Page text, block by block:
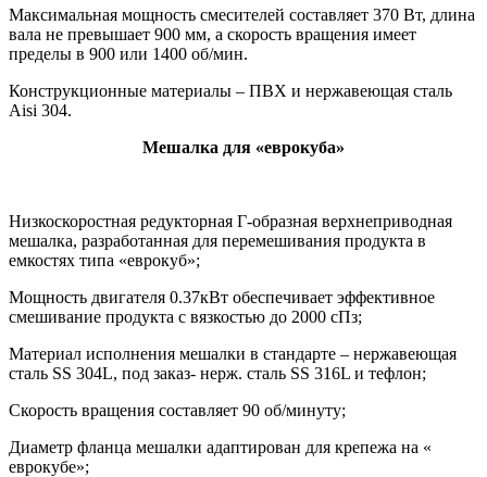
Максимальная мощность смесителей составляет 370 Вт, длина
вала не превышает 900 мм, а скорость вращения имеет
пределы в 900 или 1400 об/мин.
Конструкционные материалы – ПВХ и нержавеющая сталь
Aisi 304.
Мешалка для «еврокуба»
Низкоскоростная редукторная Г-образная верхнеприводная
мешалка, разработанная для перемешивания продукта в
емкостях типа «еврокуб»;
Мощность двигателя 0.37кВт обеспечивает эффективное
смешивание продукта с вязкостью до 2000 сПз;
Материал исполнения мешалки в стандарте – нержавеющая
сталь SS 304L, под заказ- нерж. сталь SS 316L и тефлон;
Скорость вращения составляет 90 об/минуту;
Диаметр фланца мешалки адаптирован для крепежа на «
еврокубе»;